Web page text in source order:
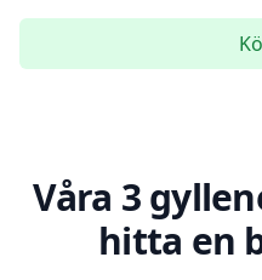
Våra 3
hitta en